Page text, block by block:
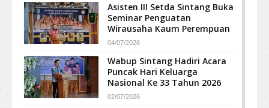
Asisten III Setda Sintang Buka
Seminar Penguatan
Wirausaha Kaum Perempuan
04/07/2026
Wabup Sintang Hadiri Acara
Puncak Hari Keluarga
Nasional Ke 33 Tahun 2026
02/07/2026